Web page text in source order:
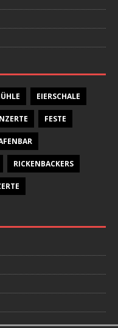
EIERSCHALE
FESTE
RICKENBACKERS